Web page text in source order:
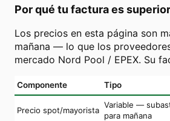
Por qué tu factura es
Los precios en esta página son
mañana — lo que los
mercado Nord Pool / EPEX. Su
Componente Tipo
Precio spot/mayorista
Variable —
para mañana